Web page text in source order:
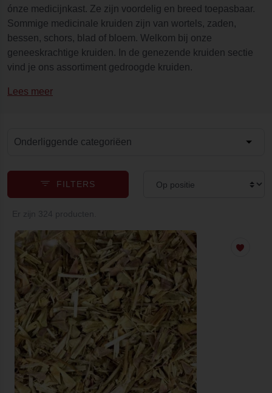
ónze medicijnkast. Ze zijn voordelig en breed toepasbaar.
Sommige medicinale kruiden zijn van wortels, zaden,
bessen, schors, blad of bloem. Welkom bij onze
geneeskrachtige kruiden. In de genezende kruiden sectie
vind je ons assortiment gedroogde kruiden.
Lees meer
Onderliggende categoriëen
FILTERS